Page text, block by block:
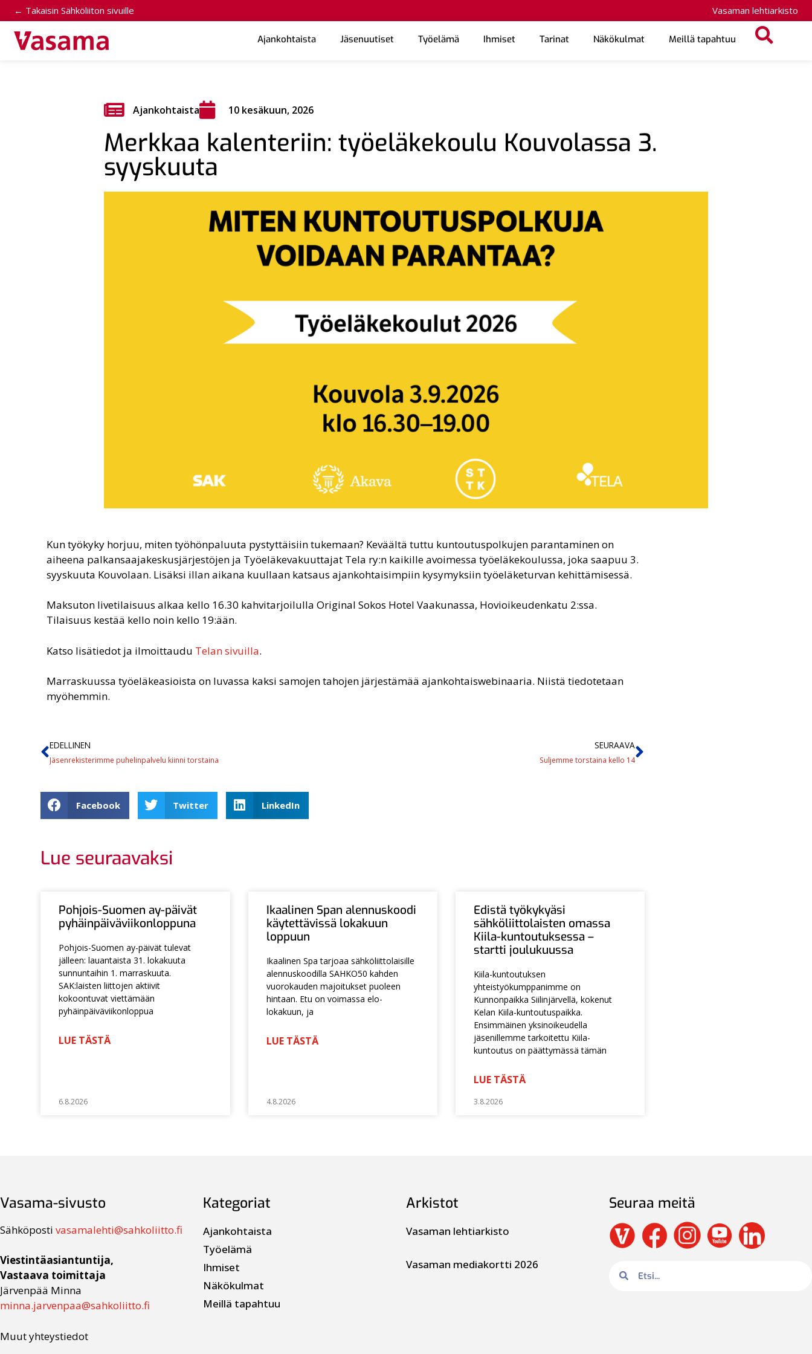
← Takaisin Sähköliiton sivuille Vasaman lehtiarkisto
Ajankohtaista Jäsenuutiset Työelämä Ihmiset Tarinat Näkökulmat Meillä tapahtuu
Ajankohtaista 10 kesäkuun, 2026
Merkkaa kalenteriin: työeläkekoulu Kouvolassa 3.
syyskuuta
Kun työkyky horjuu, miten työhönpaluuta pystyttäisiin tukemaan? Keväältä tuttu kuntoutuspolkujen parantaminen on
aiheena palkansaajakeskusjärjestöjen ja Työeläkevakuuttajat Tela ry:n kaikille avoimessa työeläkekoulussa, joka saapuu 3.
syyskuuta Kouvolaan. Lisäksi illan aikana kuullaan katsaus ajankohtaisimpiin kysymyksiin työeläketurvan kehittämisessä.
Maksuton livetilaisuus alkaa kello 16.30 kahvitarjoilulla Original Sokos Hotel Vaakunassa, Hovioikeudenkatu 2:ssa.
Tilaisuus kestää kello noin kello 19:ään.
Katso lisätiedot ja ilmoittaudu Telan sivuilla.
Marraskuussa työeläkeasioista on luvassa kaksi samojen tahojen järjestämää ajankohtaiswebinaaria. Niistä tiedotetaan
myöhemmin.
EDELLINEN
Jäsenrekisterimme puhelinpalvelu kiinni torstaina
SEURAAVA
Suljemme torstaina kello 14
Facebook Twitter LinkedIn
Lue seuraavaksi
Pohjois-Suomen ay-päivät
pyhäinpäiväviikonloppuna
Pohjois-Suomen ay-päivät tulevat
jälleen: lauantaista 31. lokakuuta
sunnuntaihin 1. marraskuuta.
SAK:laisten liittojen aktiivit
kokoontuvat viettämään
pyhäinpäiväviikonloppua
LUE TÄSTÄ
6.8.2026
Ikaalinen Span alennuskoodi
käytettävissä lokakuun
loppuun
Ikaalinen Spa tarjoaa sähköliittolaisille
alennuskoodilla SAHKO50 kahden
vuorokauden majoitukset puoleen
hintaan. Etu on voimassa elo-
lokakuun, ja
LUE TÄSTÄ
4.8.2026
Edistä työkykyäsi
sähköliittolaisten omassa
Kiila-kuntoutuksessa –
startti joulukuussa
Kiila-kuntoutuksen
yhteistyökumppanimme on
Kunnonpaikka Siilinjärvellä, kokenut
Kelan Kiila-kuntoutuspaikka.
Ensimmäinen yksinoikeudella
jäsenillemme tarkoitettu Kiila-
kuntoutus on päättymässä tämän
LUE TÄSTÄ
3.8.2026
Vasama-sivusto
Sähköposti vasamalehti@sahkoliitto.fi
Viestintäasiantuntija,
Vastaava toimittaja
Järvenpää Minna
minna.jarvenpaa@sahkoliitto.fi
Muut yhteystiedot
Kategoriat
Ajankohtaista
Työelämä
Ihmiset
Näkökulmat
Meillä tapahtuu
Arkistot
Vasaman lehtiarkisto
Vasaman mediakortti 2026
Seuraa meitä